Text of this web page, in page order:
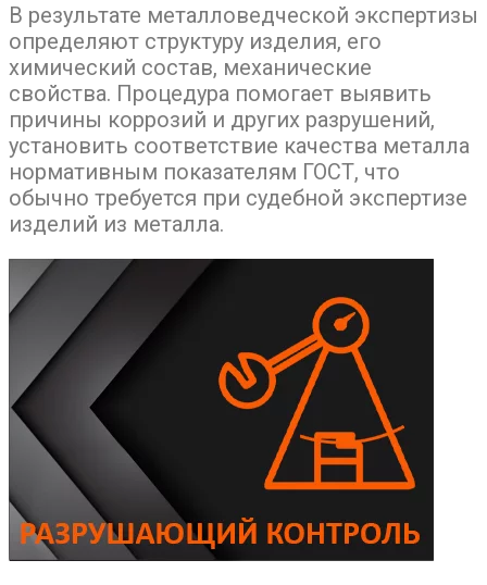
В результате металловедческой экспертизы
определяют структуру изделия, его
химический состав, механические
свойства. Процедура помогает выявить
причины коррозий и других разрушений,
установить соответствие качества металла
нормативным показателям ГОСТ, что
обычно требуется при судебной экспертизе
изделий из металла.